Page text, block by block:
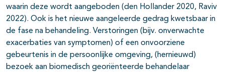
waarin deze wordt aangeboden (den Hollander 2020, Raviv
2022). Ook is het nieuwe aangeleerde gedrag kwetsbaar in
de fase na behandeling. Verstoringen (bijv. onverwachte
exacerbaties van symptomen) of een onvoorziene
gebeurtenis in de persoonlijke omgeving, (hernieuwd)
bezoek aan biomedisch georiënteerde behandelaar